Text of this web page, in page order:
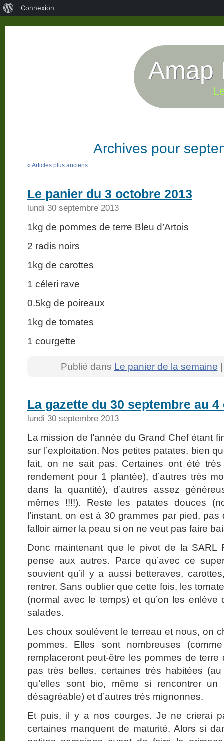
Amap
Archives pour
« Articles plus anciens
Le panier du 3 octobre 2013
lundi 30 septembre 2013
1kg de pommes de terre Bleu d’Artois
2 radis noirs
1kg de carottes
1 céleri rave
0.5kg de poireaux
1kg de tomates
1 courgette
Publié dans Le panier de la semaine
La gazette du 30 septembre au
lundi 30 septembre 2013
La mission de l’année du Grand Chef étant
sur l’exploitation. Nos petites patates, bien
fait, on ne sait pas. Certaines ont été
rendement pour 1 plantée), d’autres très
dans la quantité), d’autres assez
mêmes !!!!). Reste les patates douces
l’instant, on est à 30 grammes par pied,
falloir aimer la peau si on ne veut pas faire
Donc maintenant que le pivot de la SARL
pense aux autres. Parce qu’avec ce
souvient qu’il y a aussi betteraves,
rentrer. Sans oublier que cette fois, les
(normal avec le temps) et qu’on les
salades.
Les choux soulèvent le terreau et nous, on
pommes. Elles sont nombreuses
remplaceront peut-être les pommes de
pas très belles, certaines très habitées
qu’elles sont bio, même si rencontrer
désagréable) et d’autres très mignonnes.
Et puis, il y a nos courges. Je ne crierai
certaines manquent de maturité. Alors si
Connexion